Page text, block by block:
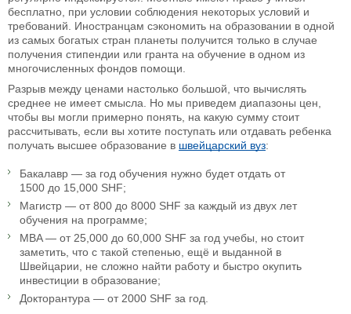
бесплатно, при условии соблюдения некоторых условий и
требований. Иностранцам сэкономить на образовании в одной
из самых богатых стран планеты получится только в случае
получения стипендии или гранта на обучение в одном из
многочисленных фондов помощи.
Разрыв между ценами настолько большой, что вычислять
среднее не имеет смысла. Но мы приведем диапазоны цен,
чтобы вы могли примерно понять, на какую сумму стоит
рассчитывать, если вы хотите поступать или отдавать ребенка
получать высшее образование в швейцарский вуз:
Бакалавр — за год обучения нужно будет отдать от
1500 до 15,000 SHF;
Магистр — от 800 до 8000 SHF за каждый из двух лет
обучения на программе;
MBA — от 25,000 до 60,000 SHF за год учебы, но стоит
заметить, что с такой степенью, ещё и выданной в
Швейцарии, не сложно найти работу и быстро окупить
инвестиции в образование;
Докторантура — от 2000 SHF за год.